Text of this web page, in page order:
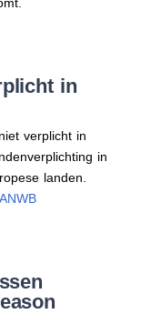
in
verplicht in
in
landen.